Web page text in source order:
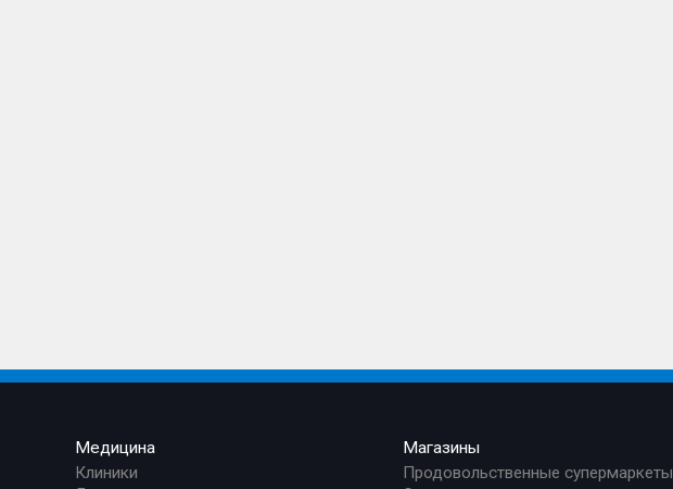
Медицина
Клиники
Магазины
Продовольственные супермаркеты